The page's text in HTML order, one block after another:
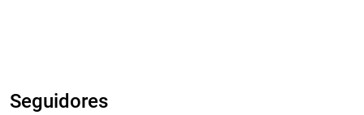
Seguidores